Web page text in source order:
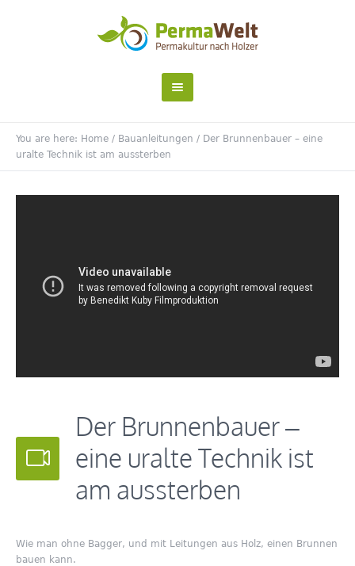
You are here: Home / Bauanleitungen / Der Brunnenbauer – eine
uralte Technik ist am aussterben
Der Brunnenbauer –
eine uralte Technik ist
am aussterben
Wie man ohne Bagger, und mit Leitungen aus Holz, einen Brunnen
bauen kann.